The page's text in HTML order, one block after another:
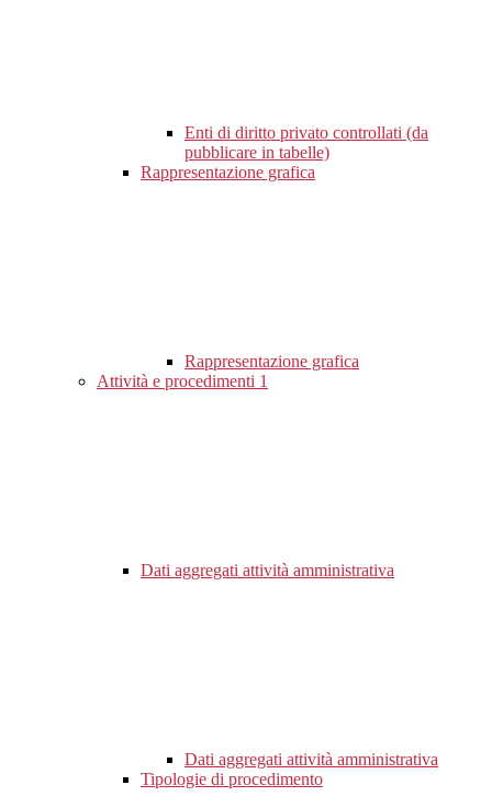
Enti di diritto privato controllati (da
pubblicare in tabelle)
Rappresentazione grafica
Rappresentazione grafica
Attività e procedimenti 1
Dati aggregati attività amministrativa
Dati aggregati attività amministrativa
Tipologie di procedimento